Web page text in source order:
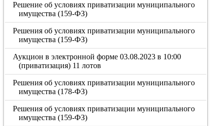
Решение об условиях приватизации муниципального
имущества (159-ФЗ)
Решения об условиях приватизации муниципального
имущества (159-ФЗ)
Аукцион в электронной форме 03.08.2023 в 10:00
(приватизация) 11 лотов
Решения об условиях приватизации муниципального
имущества (178-ФЗ)
Решения об условиях приватизации муниципального
имущества (159-ФЗ)